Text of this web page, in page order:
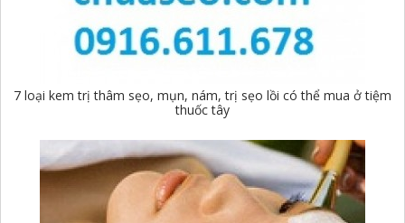
7 loại kem trị thâm sẹo, mụn, nám, trị sẹo lồi có thể mua ở tiệm
thuốc tây